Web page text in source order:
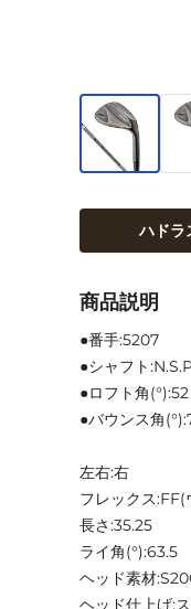
ハドラ
商品説明
●番手:5207
●シャフト
●ロフト角(°):52
●バウンス角
左右:右
フレックス:FF(
長さ:35.25
ライ角(°):63.5
ヘッド素材
ヘッド仕上げ: